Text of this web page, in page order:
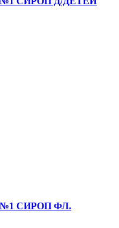
СИРОП ФЛ.